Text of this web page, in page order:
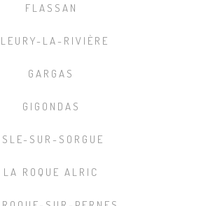
FLASSAN
LA-RIVIÈRE
GARGAS
GIGONDAS
SUR-SORGUE
LA ROQUE ALRIC